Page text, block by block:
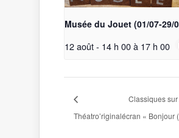
Musée du Jouet (01/07-29/
12 août - 14 h 00à 17 h 00
Théatro’riginal
Classiques
écran « Bonjour